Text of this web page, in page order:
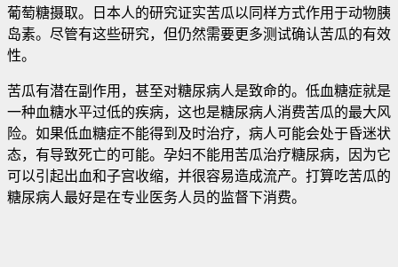
葡萄糖摄取。日本人的研究证实苦瓜以同样方式作用于动物胰
岛素。尽管有这些研究，但仍然需要更多测试确认苦瓜的有效
性。
苦瓜有潜在副作用，甚至对糖尿病人是致命的。低血糖症就是
一种血糖水平过低的疾病，这也是糖尿病人消费苦瓜的最大风
险。如果低血糖症不能得到及时治疗，病人可能会处于昏迷状
态，有导致死亡的可能。孕妇不能用苦瓜治疗糖尿病，因为它
可以引起出血和子宫收缩，并很容易造成流产。打算吃苦瓜的
糖尿病人最好是在专业医务人员的监督下消费。